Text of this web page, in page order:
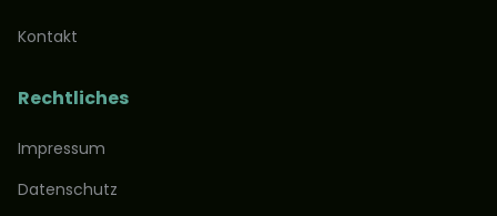
Kontakt
Rechtliches
Impressum
Datenschutz